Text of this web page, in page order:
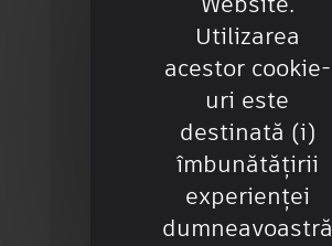
Contact
Softwares
Oferte de angajare
Utilizarea
acestor cookie-
uri este
destinată (i)
îmbunătățirii
experienței
dumneavoastră